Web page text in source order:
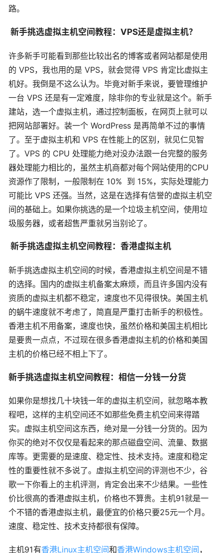
路。
新手挑选虚拟主机空间教程：VPS还是虚拟主机？
许多新手可能看到那些比较出名的博客或者网站都是使用
的 VPS，我也用的是 VPS，就会觉得 VPS 肯定比虚拟主
机好。我倒是不这么认为。毕竟对新手来说，要管理维护
一台 VPS 还是有一定难度，除非你的专业就是这个。新手
建站，选一个虚拟主机，通过控制面板，在网页上就可以
把网站部署好。装一个 WordPress 是再简单不过的事情
了。至于虚拟主机和 VPS 在性能上的区别，就见仁见智
了。VPS 的 CPU 处理能力绝对没办法跟一台完整的服务
器处理能力相比的，虽然主机商都对每个网站使用的CPU
资源作了限制，一般限制在 10% 到 15%，实际处理能力
可能比 VPS 还强。当然，这是在选择有信誉的虚拟主机空
间的基础上。如果你挑选的是一个垃圾主机空间，使用垃
圾服务器，或者超售严重就另当别论了。
新手挑选虚拟主机空间教程：香港虚拟主机
新手挑选虚拟主机空间的时候，香港虚拟主机空间是不错
的选择。国内的虚拟主机备案太麻烦，而且许多国内没有
资质的虚拟主机都不稳定，速度也不见得很快。美国主机
的蜗牛速度就不考虑了，简直是严重打击新手的积极性。
香港主机不用备案，速度也快，虽然价格和美国主机相比
是要贵一点点，不过现在很多香港虚拟主机的价格和美国
主机的价格已经不相上下了。
新手挑选虚拟主机空间教程：相信一分钱一分货
如果你是想找几十块钱一年的虚拟主机空间，就忽略本教
程吧，这样的主机空间还不如那些免费主机空间来得踏
实。虚拟主机空间这东西，绝对是一分钱一分货的。因为
你买的绝对不仅仅是看起来的那点磁盘空间、流量、数据
库等。更需要的是速度、稳定性、技术支持。速度和稳定
性的重要性就不多说了。虚拟主机空间的评测也不少，谷
歌一下你看上的主机评测，肯定会出来不少结果。一些性
价比很高的香港虚拟主机，价格也不算贵。主机91就是一
个不错的香港虚拟主机，最便宜的价格只要25元一个月。
速度、稳定性、技术支持都很有保障。
主机91有香港Linux主机空间和香港Windows主机空间，